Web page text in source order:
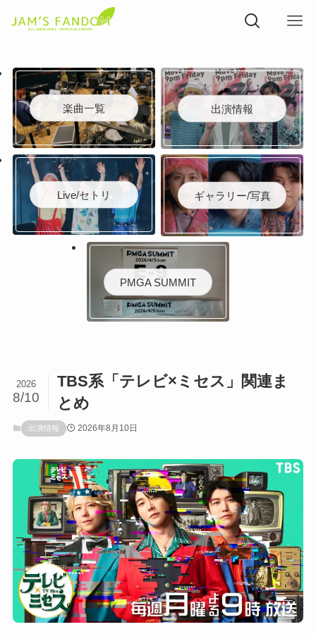
楽曲一覧 出演情報
Live/セトリ ギャラリー/写真
PMGA SUMMIT
TBS系「テレビ×ミセス」関連ま
とめ
2026
8/10
出演情報 2026年8月10日